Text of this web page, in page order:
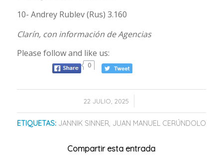
10- Andrey Rublev (Rus) 3.160
Clarín, con información de Agencias
Please follow and like us:
0
22 JULIO, 2025
ETIQUETAS: JANNIK SINNER, JUAN MANUEL CERÚNDOLO
Compartir esta entrada